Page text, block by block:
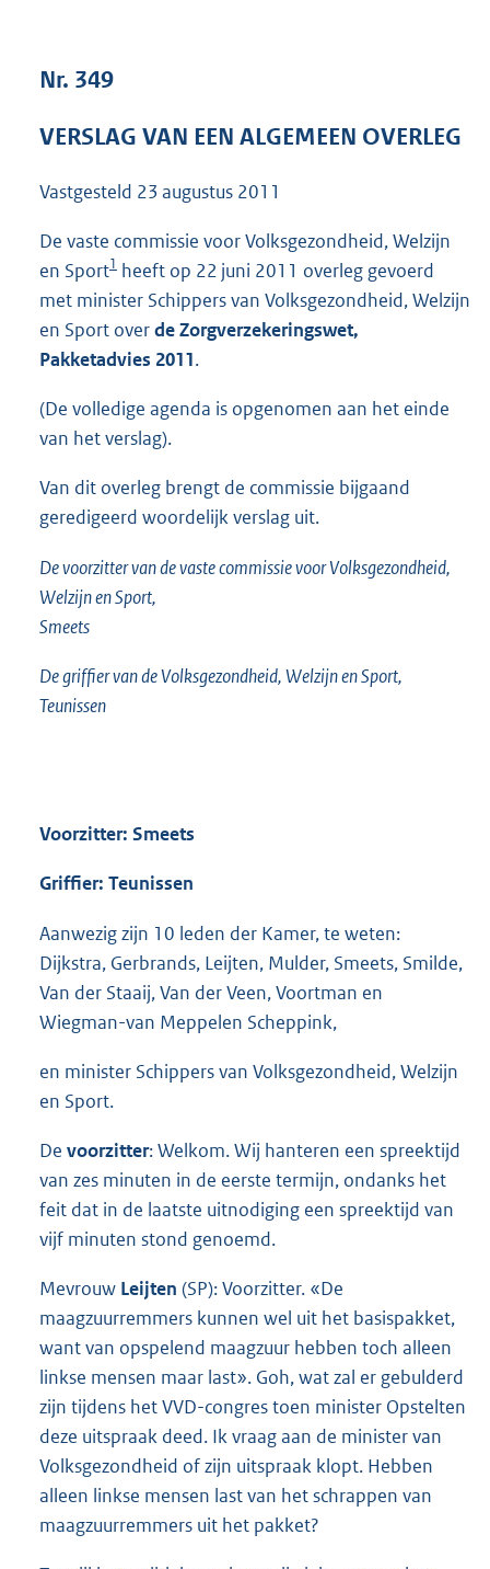
e
4
K
Nr. 349
VERSLAG VAN EEN ALGEMEEN OVERLEG
Vastgesteld 23 augustus 2011
De vaste commissie voor Volksgezondheid, Welzijn
en Sport1 heeft op 22 juni 2011 overleg gevoerd
met minister Schippers van Volksgezondheid, Welzijn
en Sport overde Zorgverzekeringswet,
Pakketadvies 2011.
(De volledige agenda is opgenomen aan het einde
van het verslag).
Van dit overleg brengt de commissie bijgaand
geredigeerd woordelijk verslag uit.
De voorzitter van de vaste commissie voor Volksgezondheid,
Welzijn en Sport,
Smeets
De griffier van de Volksgezondheid, Welzijn en Sport,
Teunissen
Voorzitter: Smeets
Griffier: Teunissen
Aanwezig zijn 10 leden der Kamer, te weten:
Dijkstra, Gerbrands, Leijten, Mulder, Smeets, Smilde,
Van der Staaij, Van der Veen, Voortman en
Wiegman-van Meppelen Scheppink,
en minister Schippers van Volksgezondheid, Welzijn
en Sport.
De voorzitter: Welkom. Wij hanteren een spreektijd
van zes minuten in de eerste termijn, ondanks het
feit dat in de laatste uitnodiging een spreektijd van
vijf minuten stond genoemd.
Mevrouw Leijten (SP): Voorzitter. «De
maagzuurremmers kunnen wel uit het basispakket,
want van opspelend maagzuur hebben toch alleen
linkse mensen maar last». Goh, wat zal er gebulderd
zijn tijdens het VVD-congres toen minister Opstelten
deze uitspraak deed. Ik vraag aan de minister van
Volksgezondheid of zijn uitspraak klopt. Hebben
alleen linkse mensen last van het schrappen van
maagzuurremmers uit het pakket?